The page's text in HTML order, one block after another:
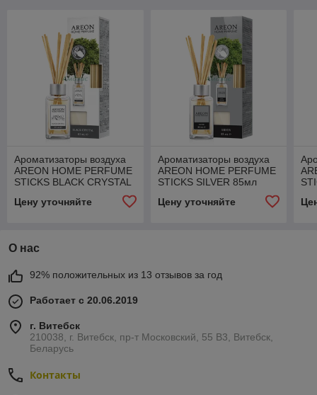
Ароматизаторы воздуха
AREON HOME PERFUME
STICKS BLACK CRYSTAL
Цену уточняйте
Ароматизаторы воздуха
AREON HOME PERFUME
STICKS SILVER 85мл
Цену уточняйте
О нас
92% положительных из 13 отзывов за год
Работает с 20.06.2019
г. Витебск
210038, г. Витебск, пр-т Московский, 55 B3, Витебск,
Беларусь
Контакты